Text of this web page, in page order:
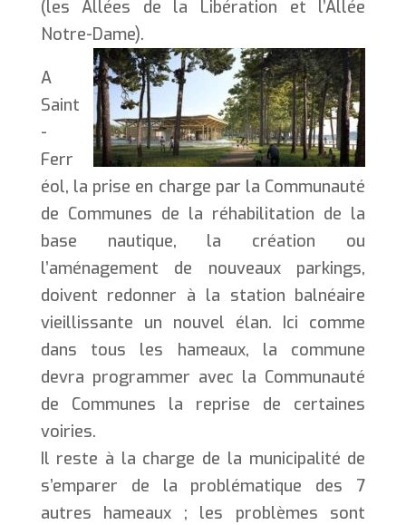
(les Allées de la Libération et l’Allée
Notre-Dame).
A
Saint
-
Ferr
éol, la prise en charge par la Communauté
de Communes de la réhabilitation de la
base nautique, la création ou
l’aménagement de nouveaux parkings,
doivent redonner à la station balnéaire
vieillissante un nouvel élan. Ici comme
dans tous les hameaux, la commune
devra programmer avec la Communauté
de Communes la reprise de certaines
voiries.
Il reste à la charge de la municipalité de
s’emparer de la problématique des 7
autres hameaux ; les problèmes sont